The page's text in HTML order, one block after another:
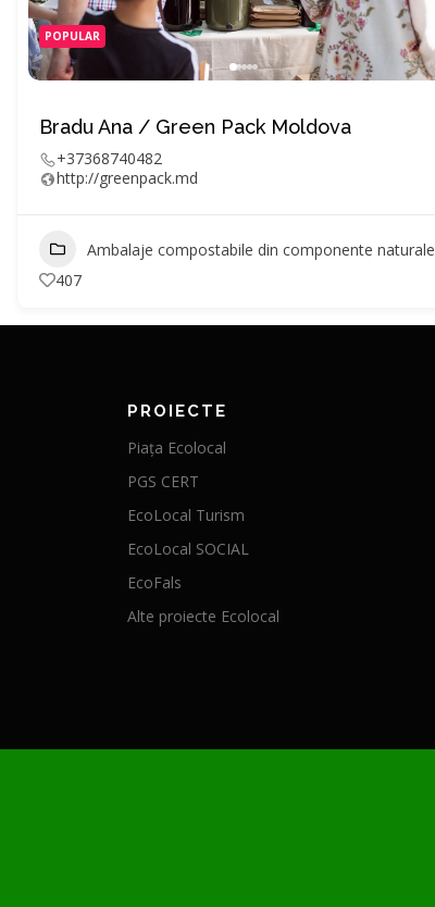
POPULAR
Bradu Ana / Green Pack Moldova
+37368740482
http://greenpack.md
Ambalaje compostabile din componente naturale
407
PROIECTE
Piața Ecolocal
PGS CERT
EcoLocal Turism
EcoLocal SOCIAL
EcoFals
Alte proiecte Ecolocal